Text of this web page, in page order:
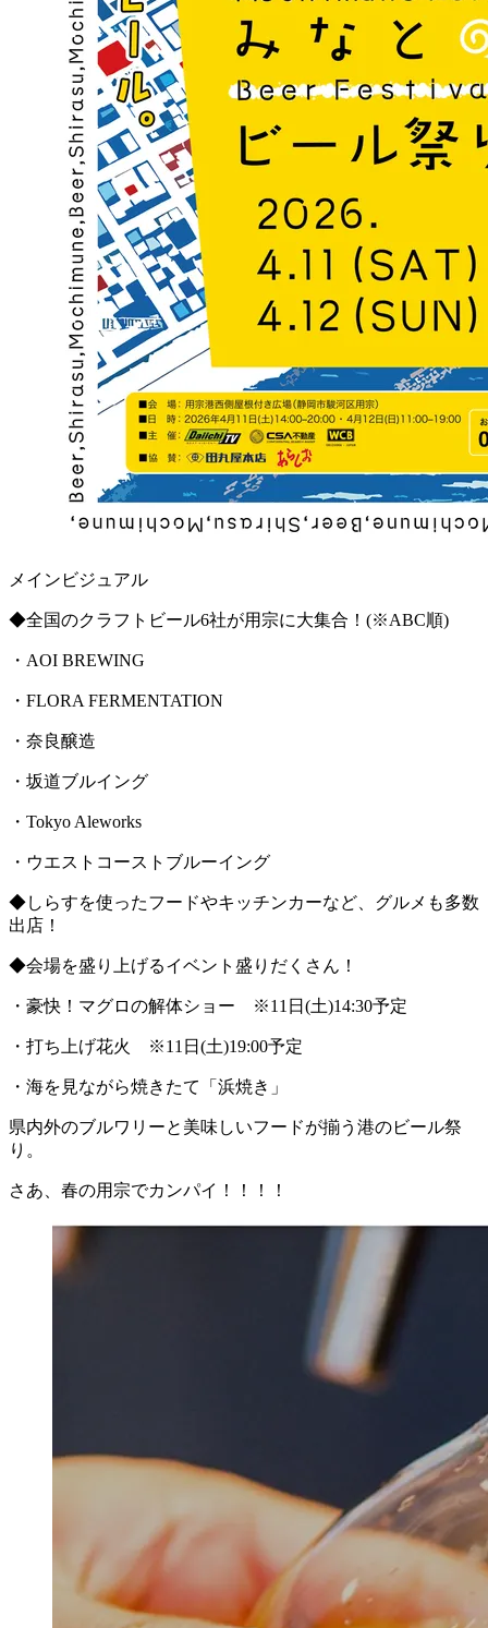
メインビジュアル
◆全国のクラフトビール6社が用宗に大集合！(※ABC順)
・AOI BREWING
・FLORA FERMENTATION
・奈良醸造
・坂道ブルイング
・Tokyo Aleworks
・ウエストコーストブルーイング
◆しらすを使ったフードやキッチンカーなど、グルメも多数
出店！
◆会場を盛り上げるイベント盛りだくさん！
・豪快！マグロの解体ショー ※11日(土)14:30予定
・打ち上げ花火 ※11日(土)19:00予定
・海を見ながら焼きたて「浜焼き」
県内外のブルワリーと美味しいフードが揃う港のビール祭
り。
さあ、春の用宗でカンパイ！！！！